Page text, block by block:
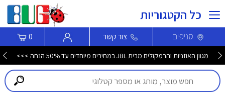
כל הקטגוריות
סניפים צור קשר 0
מגוון האוזניות והרמקולים מבית JBL במחירים מיוחדים עד 50% הנחה >>>